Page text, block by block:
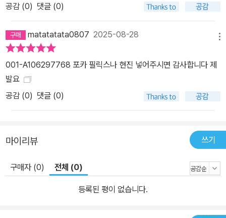
공감 (0) 댓글 (0)
matatatata0807 2025-08-28
001-A106297768 포카 필릭스나 현진 넣어주시면 감사합니다 제
발요
공감 (0) 댓글 (0)
마이리뷰 쓰기
구매자 (0) 전체 (0)
등록된 평이 없습니다.